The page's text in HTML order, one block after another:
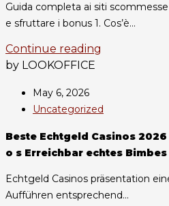
Guida completa ai siti
e sfruttare i bonus 1. Cos’è...
Continue reading
by LOOKOFFICE
May 6, 2026
Uncategorized
Beste Echtgeld Casinos
o s Erreichbar echtes
Echtgeld Casinos präsentation
Aufführen entsprechend...